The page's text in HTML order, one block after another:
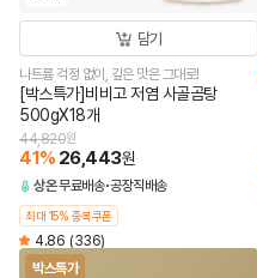
담기
나트륨 걱정 없이, 깊은 맛은 그대로!
[박스특가]비비고 저염 사골곰탕
500gX18개
44,820원
41% 26,443원
상온무료배송 공장직배송
최대 15% 중복쿠폰
4.86 (336)
박스특가